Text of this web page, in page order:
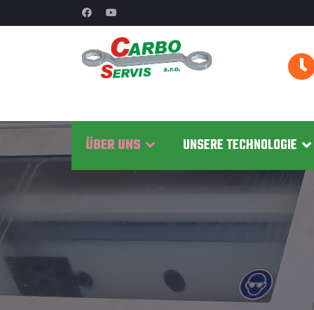
ÜBER UNS UNSERE TECHNOLOGIE